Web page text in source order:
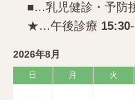
■…乳児健診・予防
★…午後診療 15:30
2026年8月
日 月 火